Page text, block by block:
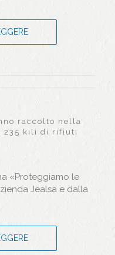
raccolto nella
235 kili di rifiuti
«Proteggiamo le
Jealsa e dalla